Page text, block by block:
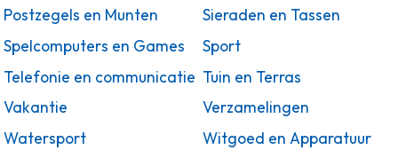
Postzegels en Munten
Sieraden en Tassen
Spelcomputers en Games
Sport
Telefonie en communicatie Tuin en Terras
Vakantie
Verzamelingen
Watersport
Witgoed en Apparatuur